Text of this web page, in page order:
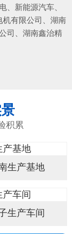
、新能源汽车、
机有限公司、湖南
司、湖南鑫治精
积累
生产基地
生产车间